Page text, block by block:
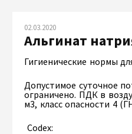
02.03.2020
Альгинат
Гигиенические нормы
Допустимое суточное
ограничено. ПДК в
м3, класс опасности 4
Codex: